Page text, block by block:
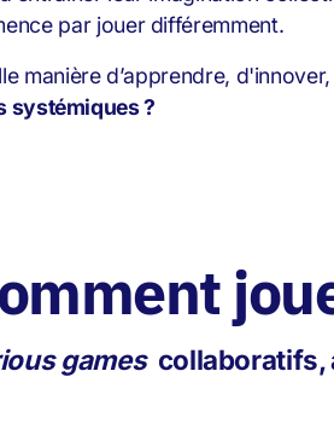
par jouer différemment.
manière d’apprendre,
systémiques ?
gamescollaboratifs,